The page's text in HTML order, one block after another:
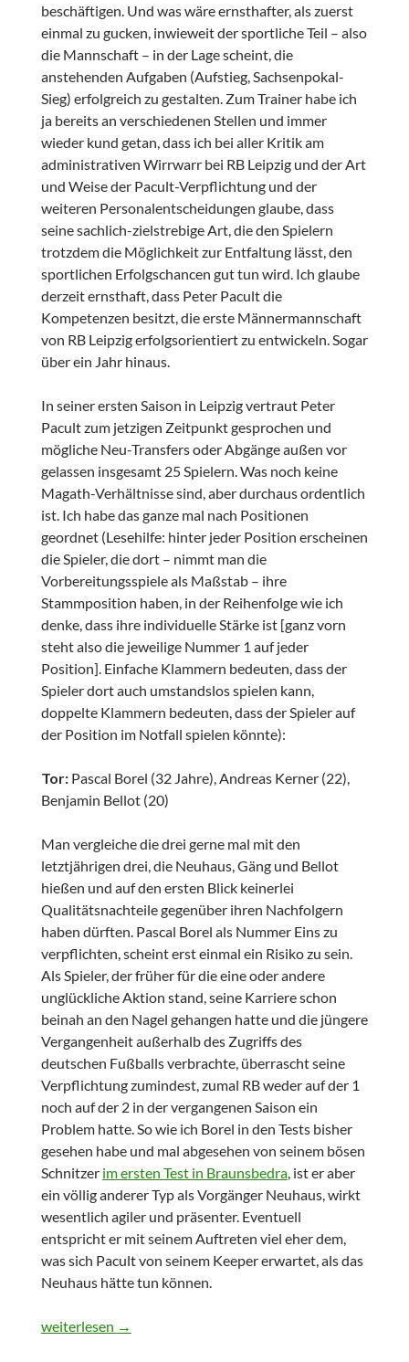
beschäftigen. Und was wäre ernsthafter, als zuerst
einmal zu gucken, inwieweit der sportliche Teil – also
die Mannschaft – in der Lage scheint, die
anstehenden Aufgaben (Aufstieg, Sachsenpokal-
Sieg) erfolgreich zu gestalten. Zum Trainer habe ich
ja bereits an verschiedenen Stellen und immer
wieder kund getan, dass ich bei aller Kritik am
administrativen Wirrwarr bei RB Leipzig und der Art
und Weise der Pacult-Verpflichtung und der
weiteren Personalentscheidungen glaube, dass
seine sachlich-zielstrebige Art, die den Spielern
trotzdem die Möglichkeit zur Entfaltung lässt, den
sportlichen Erfolgschancen gut tun wird. Ich glaube
derzeit ernsthaft, dass Peter Pacult die
Kompetenzen besitzt, die erste Männermannschaft
von RB Leipzig erfolgsorientiert zu entwickeln. Sogar
über ein Jahr hinaus.
In seiner ersten Saison in Leipzig vertraut Peter
Pacult zum jetzigen Zeitpunkt gesprochen und
mögliche Neu-Transfers oder Abgänge außen vor
gelassen insgesamt 25 Spielern. Was noch keine
Magath-Verhältnisse sind, aber durchaus ordentlich
ist. Ich habe das ganze mal nach Positionen
geordnet (Lesehilfe: hinter jeder Position erscheinen
die Spieler, die dort – nimmt man die
Vorbereitungsspiele als Maßstab – ihre
Stammposition haben, in der Reihenfolge wie ich
denke, dass ihre individuelle Stärke ist [ganz vorn
steht also die jeweilige Nummer 1 auf jeder
Position]. Einfache Klammern bedeuten, dass der
Spieler dort auch umstandslos spielen kann,
doppelte Klammern bedeuten, dass der Spieler auf
der Position im Notfall spielen könnte):
Tor:Pascal Borel (32 Jahre), Andreas Kerner (22),
Benjamin Bellot (20)
Man vergleiche die drei gerne mal mit den
letztjährigen drei, die Neuhaus, Gäng und Bellot
hießen und auf den ersten Blick keinerlei
Qualitätsnachteile gegenüber ihren Nachfolgern
haben dürften. Pascal Borel als Nummer Eins zu
verpflichten, scheint erst einmal ein Risiko zu sein.
Als Spieler, der früher für die eine oder andere
unglückliche Aktion stand, seine Karriere schon
beinah an den Nagel gehangen hatte und die jüngere
Vergangenheit außerhalb des Zugriffs des
deutschen Fußballs verbrachte, überrascht seine
Verpflichtung zumindest, zumal RB weder auf der 1
noch auf der 2 in der vergangenen Saison ein
Problem hatte. So wie ich Borel in den Tests bisher
gesehen habe und mal abgesehen von seinem bösen
Schnitzer im ersten Test in Braunsbedra, ist er aber
ein völlig anderer Typ als Vorgänger Neuhaus, wirkt
wesentlich agiler und präsenter. Eventuell
entspricht er mit seinem Auftreten viel eher dem,
was sich Pacult von seinem Keeper erwartet, als das
Neuhaus hätte tun können.
Kaderschmiede RB Leipzig 2011/2012
weiterlesen →